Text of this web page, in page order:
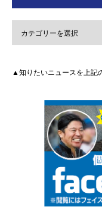
▲知りたいニュースを上記